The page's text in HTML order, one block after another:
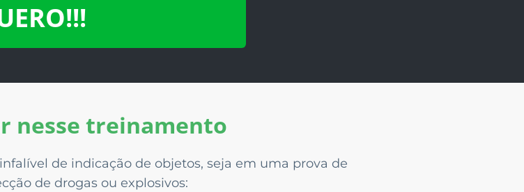
nesse treinamento
de indicação de objetos, seja em uma prova de
de drogas ou explosivos: